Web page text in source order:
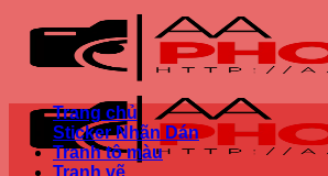
qua
Trang chủ
Sticker Nhãn Dán
Tranh tô màu
Tranh vẽ